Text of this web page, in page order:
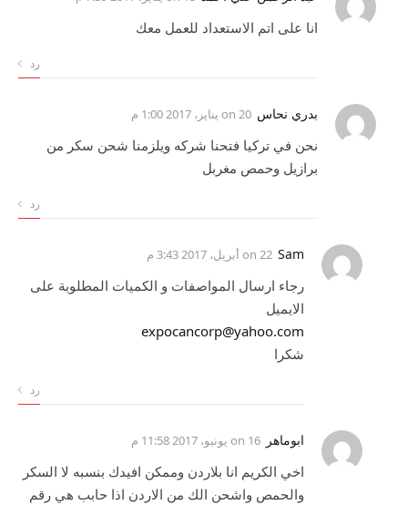
انا على اتم الاستعداد للعمل معك
رد
بدري نحاس 20 يناير، 2017 1:00 م
نحن في تركيا فتحنا شركه ويلزمنا شحن سكر من
برازيل وحمص مغربل
رد
Sam 22 أبريل، 2017 3:43 م
رجاء ارسال المواصفات و الكميات المطلوبة على
الايميل
expocancorp@yahoo.com
شكرا
رد
ابوماهر 16 يونيو، 2017 11:58 م
اخي الكريم انا بلاردن وممكن افيدك بنسبه لا السكر
والحمص واشحن الك من الاردن اذا حابب هي رقم